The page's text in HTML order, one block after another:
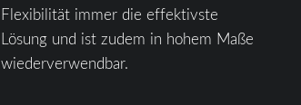
Flexibilität immer die effektivste
Lösung und ist zudem in hohem Maße
wiederverwendbar.